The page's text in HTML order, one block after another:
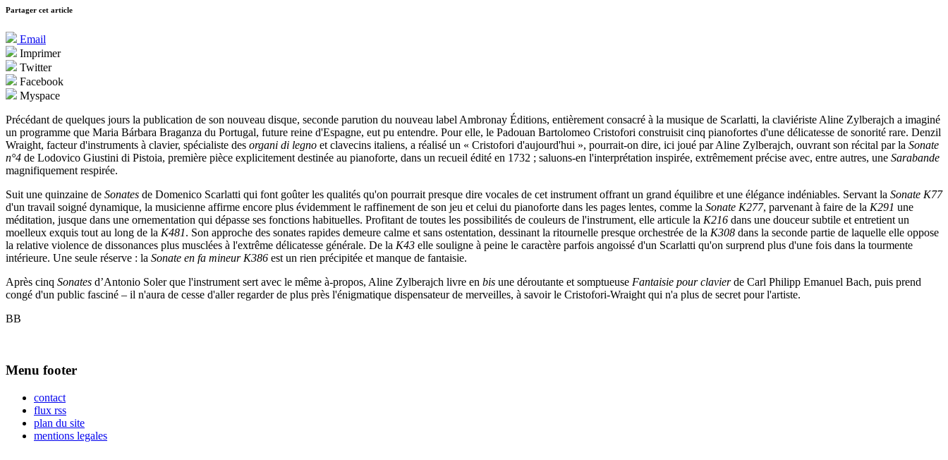
Partager cet article
Email
Imprimer
Twitter
Facebook
Myspace
Précédant de quelques jours la publication de son nouveau disque, seconde parution du nouveau label Ambronay Éditions, entièrement consacré à la musique de Scarlatti, la claviériste Aline Zylberajch a imaginé
un programme que Maria Bárbara Braganza du Portugal, future reine d'Espagne, eut pu entendre. Pour elle, le Padouan Bartolomeo Cristofori construisit cinq pianofortes d'une délicatesse de sonorité rare. Denzil
Wraight, facteur d'instruments à clavier, spécialiste des organi di legno et clavecins italiens, a réalisé un « Cristofori d'aujourd'hui », pourrait-on dire, ici joué par Aline Zylberajch, ouvrant son récital par la Sonate
n°4 de Lodovico Giustini di Pistoia, première pièce explicitement destinée au pianoforte, dans un recueil édité en 1732 ; saluons-en l'interprétation inspirée, extrêmement précise avec, entre autres, une Sarabande
magnifiquement respirée.
Suit une quinzaine de Sonates de Domenico Scarlatti qui font goûter les qualités qu'on pourrait presque dire vocales de cet instrument offrant un grand équilibre et une élégance indéniables. Servant la Sonate K77
d'un travail soigné dynamique, la musicienne affirme encore plus évidemment le raffinement de son jeu et celui du pianoforte dans les pages lentes, comme la Sonate K277, parvenant à faire de la K291 une
méditation, jusque dans une ornementation qui dépasse ses fonctions habituelles. Profitant de toutes les possibilités de couleurs de l'instrument, elle articule la K216 dans une douceur subtile et entretient un
moelleux exquis tout au long de la K481. Son approche des sonates rapides demeure calme et sans ostentation, dessinant la ritournelle presque orchestrée de la K308 dans la seconde partie de laquelle elle oppose
la relative violence de dissonances plus musclées à l'extrême délicatesse générale. De la K43 elle souligne à peine le caractère parfois angoissé d'un Scarlatti qu'on surprend plus d'une fois dans la tourmente
intérieure. Une seule réserve : la Sonate en fa mineur K386 est un rien précipitée et manque de fantaisie.
Après cinq Sonates d’Antonio Soler que l'instrument sert avec le même à-propos, Aline Zylberajch livre en bis une déroutante et somptueuse Fantaisie pour clavierde Carl Philipp Emanuel Bach, puis prend
congé d'un public fasciné – il n'aura de cesse d'aller regarder de plus près l'énigmatique dispensateur de merveilles, à savoir le Cristofori-Wraight qui n'a plus de secret pour l'artiste.
BB
Menu footer
contact
flux rss
plan du site
mentions legales